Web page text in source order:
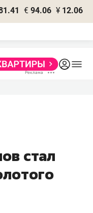
€ 94.06 ¥ 12.06
стал